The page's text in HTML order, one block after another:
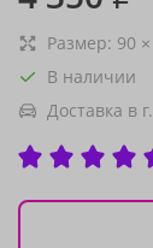
Размер: 90 ×
В наличии
Доставка в